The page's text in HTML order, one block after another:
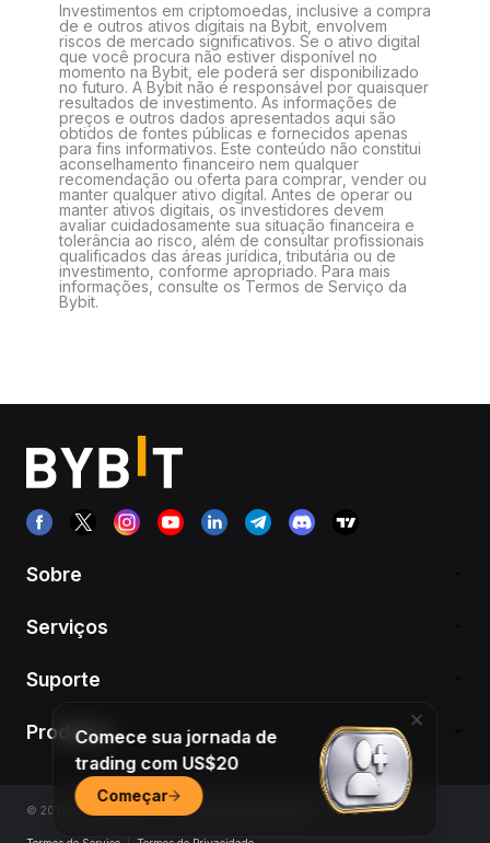
Investimentos em criptomoedas, inclusive a compra
de e outros ativos digitais na Bybit, envolvem
riscos de mercado significativos. Se o ativo digital
que você procura não estiver disponível no
momento na Bybit, ele poderá ser disponibilizado
no futuro. A Bybit não é responsável por quaisquer
resultados de investimento. As informações de
preços e outros dados apresentados aqui são
obtidos de fontes públicas e fornecidos apenas
para fins informativos. Este conteúdo não constitui
aconselhamento financeiro nem qualquer
recomendação ou oferta para comprar, vender ou
manter qualquer ativo digital. Antes de operar ou
manter ativos digitais, os investidores devem
avaliar cuidadosamente sua situação financeira e
tolerância ao risco, além de consultar profissionais
qualificados das áreas jurídica, tributária ou de
investimento, conforme apropriado. Para mais
informações, consulte os Termos de Serviço da
Bybit.
Sobre
Serviços
Suporte
Produtos
© 2018-2026 Bybit.com. Todos os direitos reservados.
Comece sua jornada de
trading com US$20
Começar